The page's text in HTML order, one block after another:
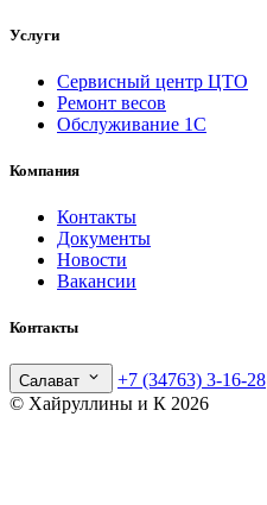
Услуги
Сервисный центр ЦТО
Ремонт весов
Обслуживание 1С
Компания
Контакты
Документы
Новости
Вакансии
Контакты
Салават +7 (34763) 3-16-28
© Хайруллины и К 2026